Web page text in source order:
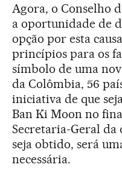
Agora, o Conselho
a oportunidade de
opção por esta
princípios para os
símbolo de uma
da Colômbia, 56
iniciativa de que
Ban Ki Moon no
Secretaria-Geral da
seja obtido, será
necessária.